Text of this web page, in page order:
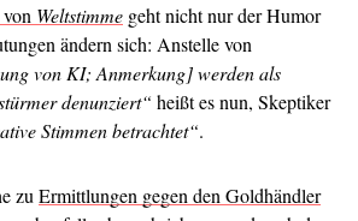
Weltstimme geht nicht nur der Humor
ändern sich: Anstelle von
von KI; Anmerkung] werden als
denunziert“ heißt es nun, Skeptiker
Stimmen betrachtet“.
zu Ermittlungen gegen den Goldhändler